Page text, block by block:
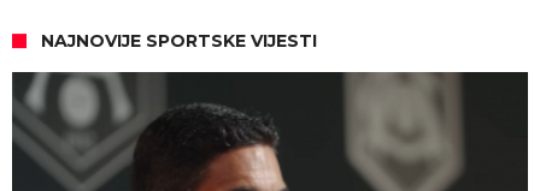
NAJNOVIJE SPORTSKE VIJESTI